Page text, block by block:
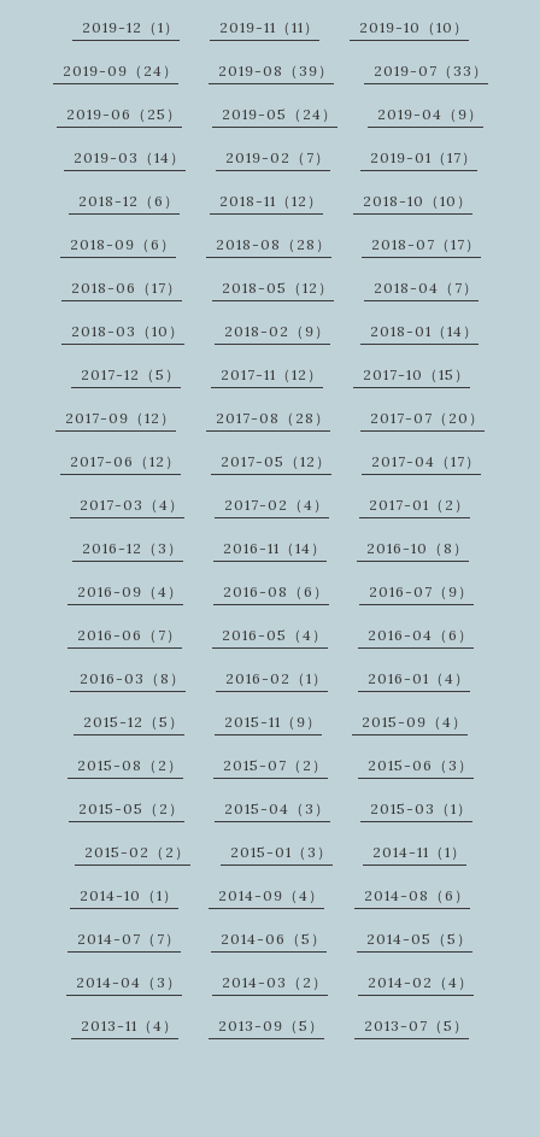
2019-12（1） 2019-11（11） 2019-10（10）
2019-09（24） 2019-08（39） 2019-07（33）
2019-06（25） 2019-05（24） 2019-04（9）
2019-03（14） 2019-02（7） 2019-01（17）
2018-12（6） 2018-11（12） 2018-10（10）
2018-09（6） 2018-08（28） 2018-07（17）
2018-06（17） 2018-05（12） 2018-04（7）
2018-03（10） 2018-02（9） 2018-01（14）
2017-12（5） 2017-11（12） 2017-10（15）
2017-09（12） 2017-08（28） 2017-07（20）
2017-06（12） 2017-05（12） 2017-04（17）
2017-03（4） 2017-02（4） 2017-01（2）
2016-12（3） 2016-11（14） 2016-10（8）
2016-09（4） 2016-08（6） 2016-07（9）
2016-06（7） 2016-05（4） 2016-04（6）
2016-03（8） 2016-02（1） 2016-01（4）
2015-12（5） 2015-11（9） 2015-09（4）
2015-08（2） 2015-07（2） 2015-06（3）
2015-05（2） 2015-04（3） 2015-03（1）
2015-02（2） 2015-01（3） 2014-11（1）
2014-10（1） 2014-09（4） 2014-08（6）
2014-07（7） 2014-06（5） 2014-05（5）
2014-04（3） 2014-03（2） 2014-02（4）
2013-11（4） 2013-09（5） 2013-07（5）